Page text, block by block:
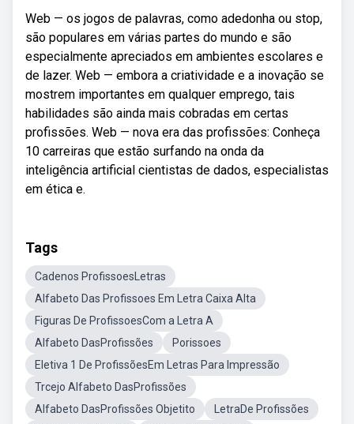
Web — os jogos de palavras, como adedonha ou stop,
são populares em várias partes do mundo e são
especialmente apreciados em ambientes escolares e
de lazer. Web — embora a criatividade e a inovação se
mostrem importantes em qualquer emprego, tais
habilidades são ainda mais cobradas em certas
profissões. Web — nova era das profissões: Conheça
10 carreiras que estão surfando na onda da
inteligência artificial cientistas de dados, especialistas
em ética e.
Tags
Cadenos ProfissoesLetras
Alfabeto Das Profissoes Em Letra Caixa Alta
Figuras De ProfissoesCom a Letra A
Alfabeto DasProfissões
Porissoes
Eletiva 1 De ProfissõesEm Letras Para Impressão
Trcejo Alfabeto DasProfissões
Alfabeto DasProfissões Objetito
LetraDe Profissões